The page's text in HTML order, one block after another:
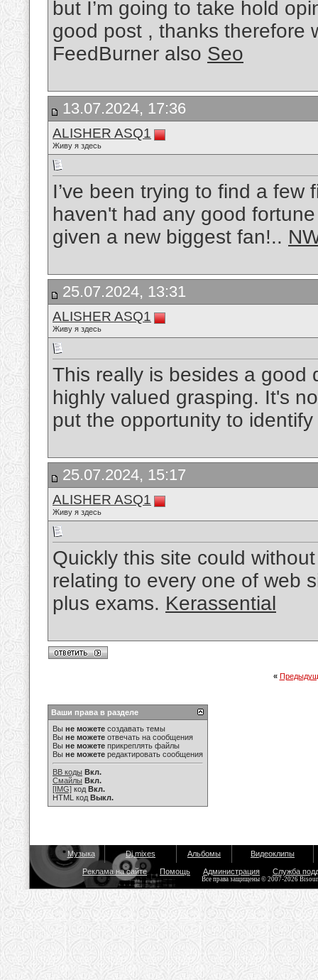
but I’m going to take hold
good post , thanks therefore
FeedBurner also Seo
13.07.2024, 17:36
ALISHER ASQ1
Живу я здесь
I’ve been trying to find a
haven't had any good
given a new biggest fan!..
25.07.2024, 13:31
ALISHER ASQ1
Живу я здесь
This really is besides a good
highly valued grasping. It's
put the opportunity to
25.07.2024, 15:17
ALISHER ASQ1
Живу я здесь
Quickly this site could
relating to every one of web
plus exams. Kerassential
«
Ваши права в разделе
Вы не можете создавать темы
Вы не можете отвечать на сообщения
Вы не можете прикреплять файлы
Вы не можете редактировать сообщения
BB коды Вкл.
Смайлы Вкл.
[IMG] код Вкл.
HTML код Выкл.
Музыка Dj mixes Альбомы Видеоклипы
Реклама на сайте Помощь Администрация Служба
Все права защищены © 2007-2026